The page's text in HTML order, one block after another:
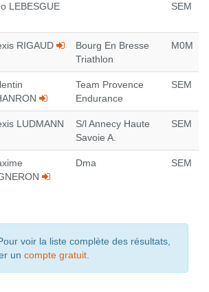
LEBESGUE SEM
RIGAUD
Bourg En Bresse
Triathlon
M0M
Team Provence
Endurance
SEM
LUDMANN
S/l Annecy Haute
Savoie A.
SEM
Dma SEM
voir la liste complète des résultats,
un compte gratuit